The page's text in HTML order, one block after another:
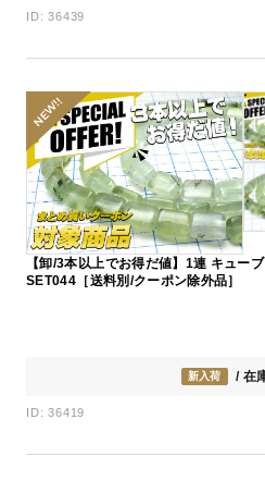
ID: 36439
【卸/3本以上でお得だ値】1連 キュー
SET044［送料別/クーポン除外品］
新入荷 / 在
ID: 36419